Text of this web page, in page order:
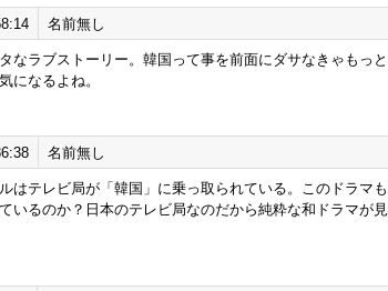
名前無し
なラブストーリー。韓国って事を前面にダサなきゃもっ
になるよね。
名前無し
はテレビ局が「韓国」に乗っ取られている。このドラマ
いるのか？日本のテレビ局なのだから純粋な和ドラマが